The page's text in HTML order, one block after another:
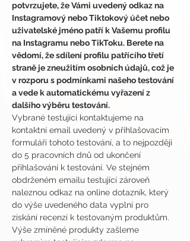
potvrzujete, že Vámi uvedený odkaz na
Instagramový nebo Tiktokový účet nebo
uživatelské jméno patří k Vašemu profilu
na Instagramu nebo TikToku. Berete na
vědomí, že sdílení profilu patřícího třetí
straně je zneužitím osobních údajů, což je
v rozporu s podmínkami našeho testování
a vede k automatickému vyřazení z
dalšího výběru testování.
Vybrané testující kontaktujeme na
kontaktní email uvedený v přihlašovacím
formuláři tohoto testování, a to nejpozději
do 5 pracovních dnů od ukončení
přihlašování k testování. Ve stejném
obdrženém emailu testující zároveň
naleznou odkaz na online dotazník, který
do výše uvedeného data vyplní pro
získání recenzí k testovaným produktům.
Výše zmíněné produkty zašleme